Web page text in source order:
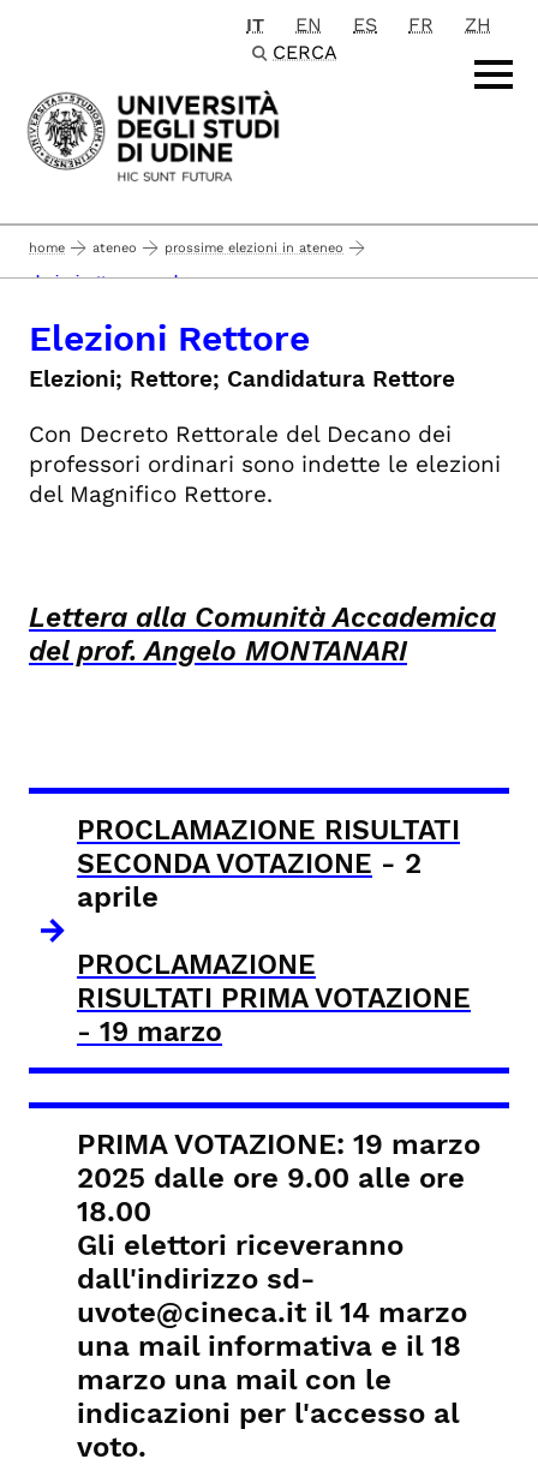
Passa al contenuto principale
IT EN ES FR
ZH
CERCA
home ateneo prossime elezioni in ateneo
elezioni rettore - concluse
Elezioni Rettore
Elezioni; Rettore; Candidatura Rettore
Con Decreto Rettorale del Decano dei
professori ordinari sono indette le elezioni
del Magnifico Rettore.
Lettera alla Comunità Accademica
del prof. Angelo MONTANARI
PROCLAMAZIONE RISULTATI
SECONDA VOTAZIONE - 2
aprile
PROCLAMAZIONE
RISULTATI PRIMA VOTAZIONE
- 19 marzo
PRIMA VOTAZIONE: 19 marzo
2025 dalle ore 9.00 alle ore
18.00
Gli elettori riceveranno
dall'indirizzo sd-
uvote@cineca.it il 14 marzo
una mail informativa e il 18
marzo una mail con le
indicazioni per l'accesso al
voto.